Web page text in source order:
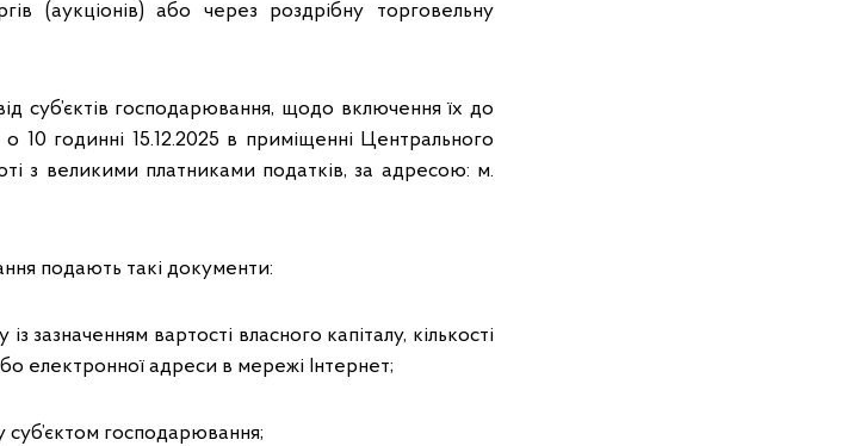
(аукціонів) або через роздрібну торговельну
суб’єктів господарювання, щодо включення їх до
10 годинні 15.12.2025 в приміщенні Центрального
з великими платниками податків, за адресою: м.
подають такі документи:
зазначенням вартості власного капіталу, кількості
електронної адреси в мережі Інтернет;
суб’єктом господарювання;